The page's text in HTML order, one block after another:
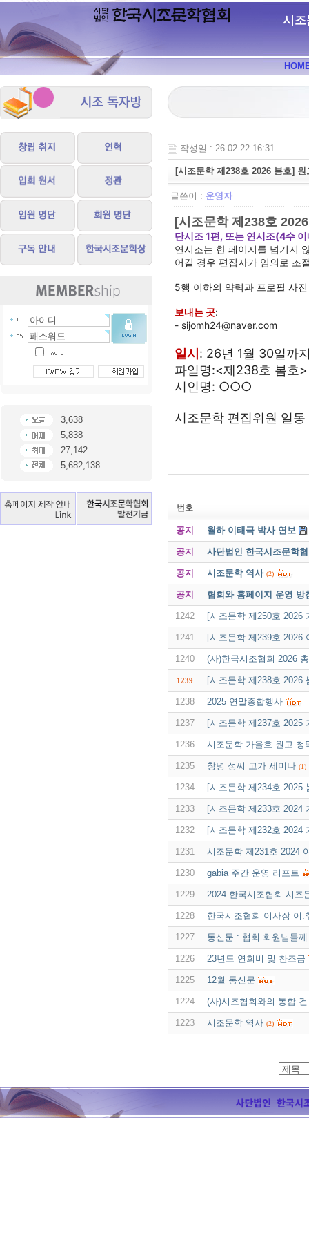
시조
3,638
5,838
27,142
5,682,138
작성일 : 26-02-22 16:31
[시조문학 제238호 2026 봄호]
글쓴이 : 운영자
[시조문학 제238호
단시조 1편, 또는 연시조(4수
연시조는 한 페이지를 넘기지
어길 경우 편집자가 임의로 조
5행 이하의 약력과 프로필 사
보내는 곳:
- sijomh24@naver.com
일시 : 26년 1월 30일까
파일명:<제238호 봄호>
시인명: ○○○
시조문학 편집위원 일동
번호
공지 월하 이태극 박사 연보
공지 사단법인 한국시조문학
공지 시조문학 역사 (2)
공지 협회와 홈페이지 운영 방
1242 [시조문학 제250호 2026
1241 [시조문학 제239호 2026
1240 (사)한국시조협회 2026
1239 [시조문학 제238호 2026
1238 2025 연말종합행사
1237 [시조문학 제237호 2025
1236 시조문학 가을호 원고 청
1235 창녕 성씨 고가 세미나 (1)
1234 [시조문학 제234호 2025
1233 [시조문학 제233호 2024
1232 [시조문학 제232호 2024
1231 시조문학 제231호 2024
1230 gabia 주간 운영 리포트
1229 2024 한국시조협회 시조
1228 한국시조협회 이사장 이.
1227 통신문 : 협회 회원님들께
1226 23년도 연회비 및 찬조금
1225 12월 통신문
1224 (사)시조협회와의 통합 건
1223 시조문학 역사 (2)